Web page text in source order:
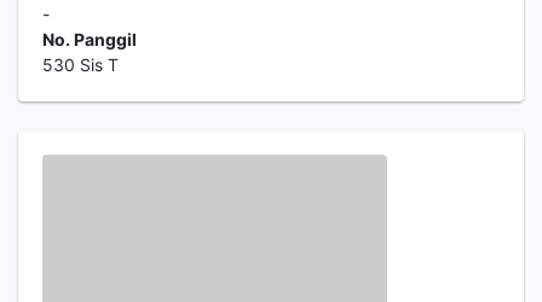
-
No. Panggil
530 Sis T